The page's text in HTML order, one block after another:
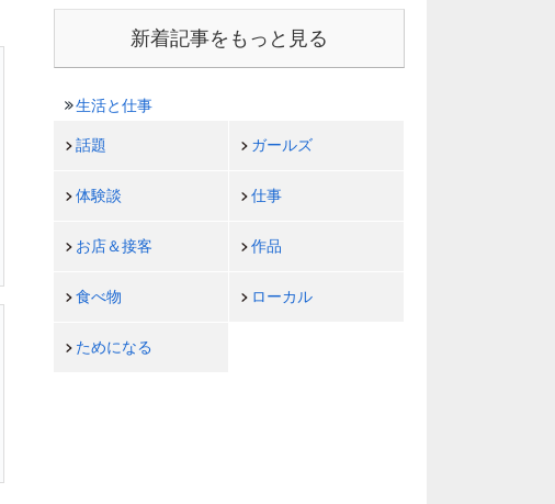
新着記事をもっと見る
生活と仕事
話題 ガールズ
体験談 仕事
お店＆接客 作品
食べ物 ローカル
ためになる